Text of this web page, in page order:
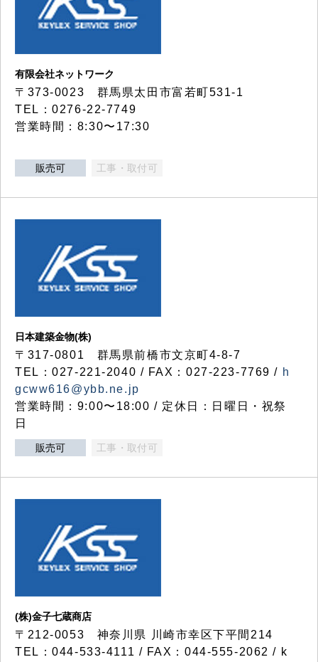
有限会社ネットワーク
〒373-0023 群馬県太田市富若町531-1
TEL：0276-22-7749
営業時間：8:30〜17:30
販売可 工事・取付可
日本建築金物(株)
〒317‐0801 群馬県前橋市文京町4-8-7
TEL：027-221-2040 / FAX：027-223-7769 / h
gcww616@ybb.ne.jp
営業時間：9:00〜18:00 / 定休日：日曜日・祝祭
日
販売可 工事・取付可
(株)金子七蔵商店
〒212-0053 神奈川県 川崎市幸区下平間214
TEL：044-533-4111 / FAX：044-555-2062 / k